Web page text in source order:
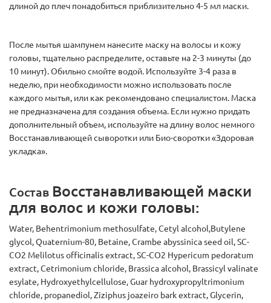
длиной до плеч понадобиться приблизительно 4-5 мл маски.
После мытья шампунем нанесите маску на волосы и кожу
головы, тщательно распределите, оставьте на 2-3 минуты (до
10 минут). Обильно смойте водой. Используйте 3-4 раза в
неделю, при необходимости можно использовать после
каждого мытья, или как рекомендовано специалистом. Маска
не предназначена для создания объема. Если нужно придать
дополнительный объем, используйте на длину волос немного
Восстанавливающей сыворотки или Био-своротки «Здоровая
укладка».
Состав Восстанавливающей маски
для волос и кожи головы:
Water, Behentrimonium methosulfate, Сetyl alcohol,Вutylene
glycol, Quaternium-80, Betaine, Crambe abyssinica seed oil, SC-
CO2 Melilotus officiпalis extract, SC-CO2 Hypericum реdоrаtum
extract, Cetrimonium chloride, Brassica alcohol, Brassicyl valinate
esylate, Hydroxyethylcellulose, Guar hydroxypropyltrimonium
chloride, propanediol, Ziziphus joazeiro bark extract, Glycerin,